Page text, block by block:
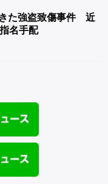
た強盗致傷事件 近
名手配